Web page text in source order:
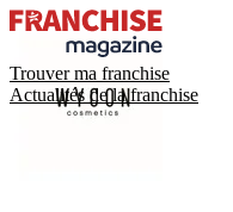
Trouver ma franchise
Actualités de la franchise